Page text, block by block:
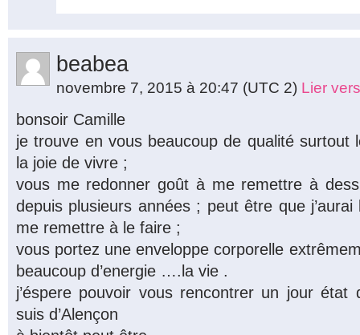
beabea
novembre 7, 2015 à 20:47 (UTC 2) Lier
bonsoir Camille
je trouve en vous beaucoup de qualité surtout
la joie de vivre ;
vous me redonner goût à me remettre à
depuis plusieurs années ; peut être que
me remettre à le faire ;
vous portez une enveloppe corporelle
beaucoup d’energie ….la vie .
j’éspere pouvoir vous rencontrer un jour
suis d’Alençon